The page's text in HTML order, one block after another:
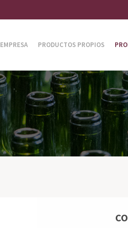
EMPRESA PRODUCTOS PROPIOS